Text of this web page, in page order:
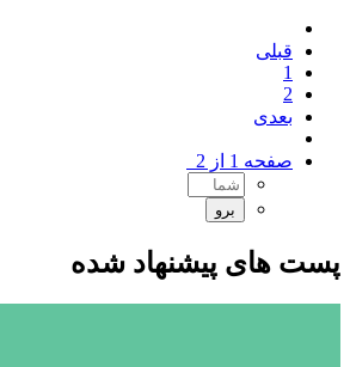
قبلی
1
2
بعدی
صفحه 1 از 2
پست های پیشنهاد شده